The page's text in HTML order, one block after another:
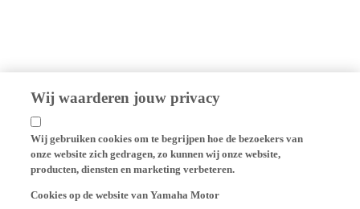
Wij waarderen jouw privacy
Wij gebruiken cookies om te begrijpen hoe de bezoekers van
onze website zich gedragen, zo kunnen wij onze website,
producten, diensten en marketing verbeteren.
Cookies op de website van Yamaha Motor